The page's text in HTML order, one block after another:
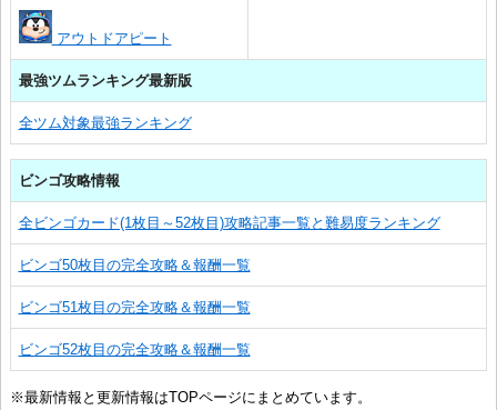
アウトドアピート
最強ツムランキング最新版
全ツム対象最強ランキング
ビンゴ攻略情報
全ビンゴカード(1枚目～52枚目)攻略記事一覧と難易度ランキング
ビンゴ50枚目の完全攻略＆報酬一覧
ビンゴ51枚目の完全攻略＆報酬一覧
ビンゴ52枚目の完全攻略＆報酬一覧
※最新情報と更新情報はTOPページにまとめています。